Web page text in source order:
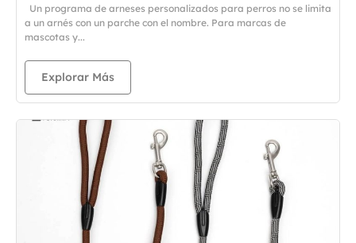
Un programa de arneses personalizados para perros no se limita
a un arnés con un parche con el nombre. Para marcas de
mascotas y...
Explorar Más